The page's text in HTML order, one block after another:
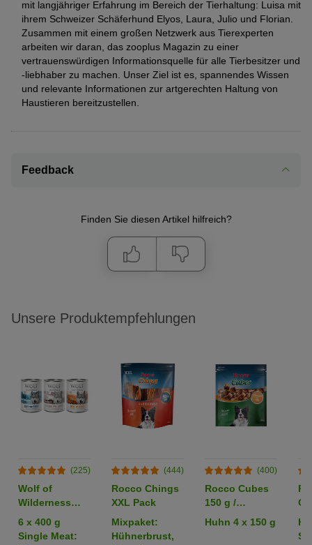
mit langjähriger Erfahrung im Bereich der Tierhaltung: Luisa mit
ihrem Schweizer Schäferhund Elyos, Laura, Julio und Florian.
Zusammen mit einem großen Netzwerk aus Tierexperten
arbeiten wir daran, das zooplus Magazin zu einer
vertrauenswürdigen Informationsquelle für alle Tierbesitzer und
-liebhaber zu machen. Unser Ziel ist es, spannendes Wissen
und relevante Informationen zur artgerechten Haltung von
Haustieren bereitzustellen.
Feedback
Finden Sie diesen Artikel hilfreich?
Unsere Produktempfehlungen
(225)
Wolf of
Wilderness
Adult -
Mixpaket
6 x 400 g
Single Meat:
(444)
Rocco Chings
XXL Pack
Mixpaket:
Hühnerbrust,
(400)
Rocco Cubes
150 g /
Sparpaket %
Huhn 4 x 150 g